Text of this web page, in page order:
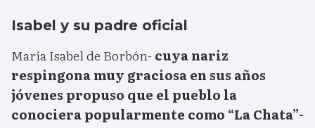
Isabel y su padre oficial
María Isabel de Borbón- cuya nariz
respingona muy graciosa en sus años
jóvenes propuso que el pueblo la
conociera popularmente como “La Chata”-